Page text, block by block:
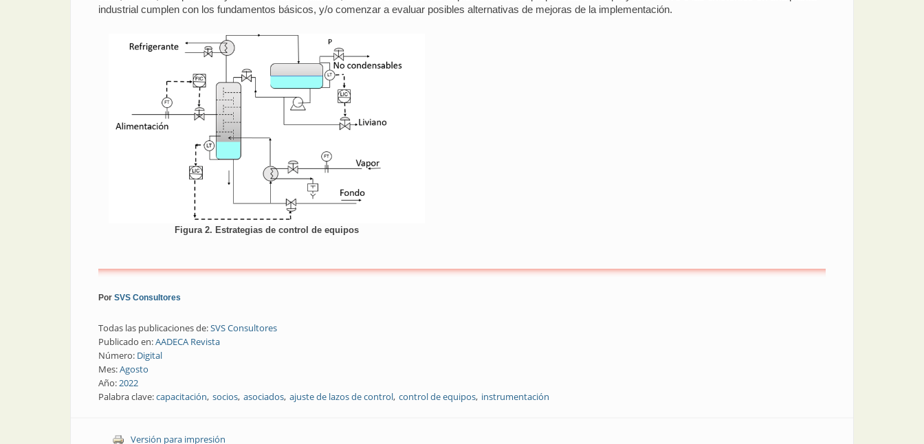
industrial cumplen con los fundamentos básicos, y/o comenzar a evaluar posibles alternativas de mejoras de la implementación.
Figura 2. Estrategias de control de equipos
Por SVS Consultores
Todas las publicaciones de:SVS Consultores
Publicado en:AADECA Revista
Número: Digital
Mes:Agosto
Año:2022
Palabra clave:capacitación socios asociados ajuste de lazos de control control de equipos instrumentación
Versión para impresión